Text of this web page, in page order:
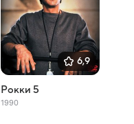
6,9
Рокки 5
1990